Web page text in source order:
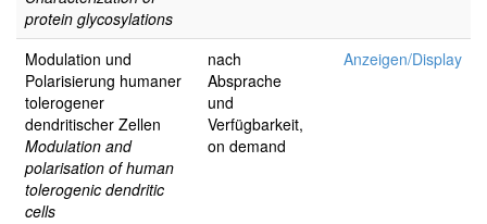
protein glycosylations
Modulation und
Polarisierung humaner
tolerogener
dendritischer Zellen
Modulation and
polarisation of human
tolerogenic dendritic
cells
nach
Absprache
und
Verfügbarkeit,
on demand
Anzeigen/Display